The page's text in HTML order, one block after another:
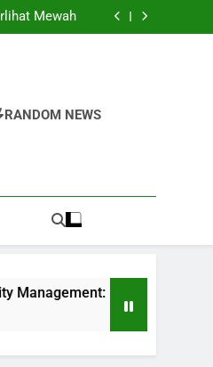
Bisnis
Mewah
Total
Kegiatan
Total
Tanpa Ribet
RANDOM NEWS
Langkah Awal